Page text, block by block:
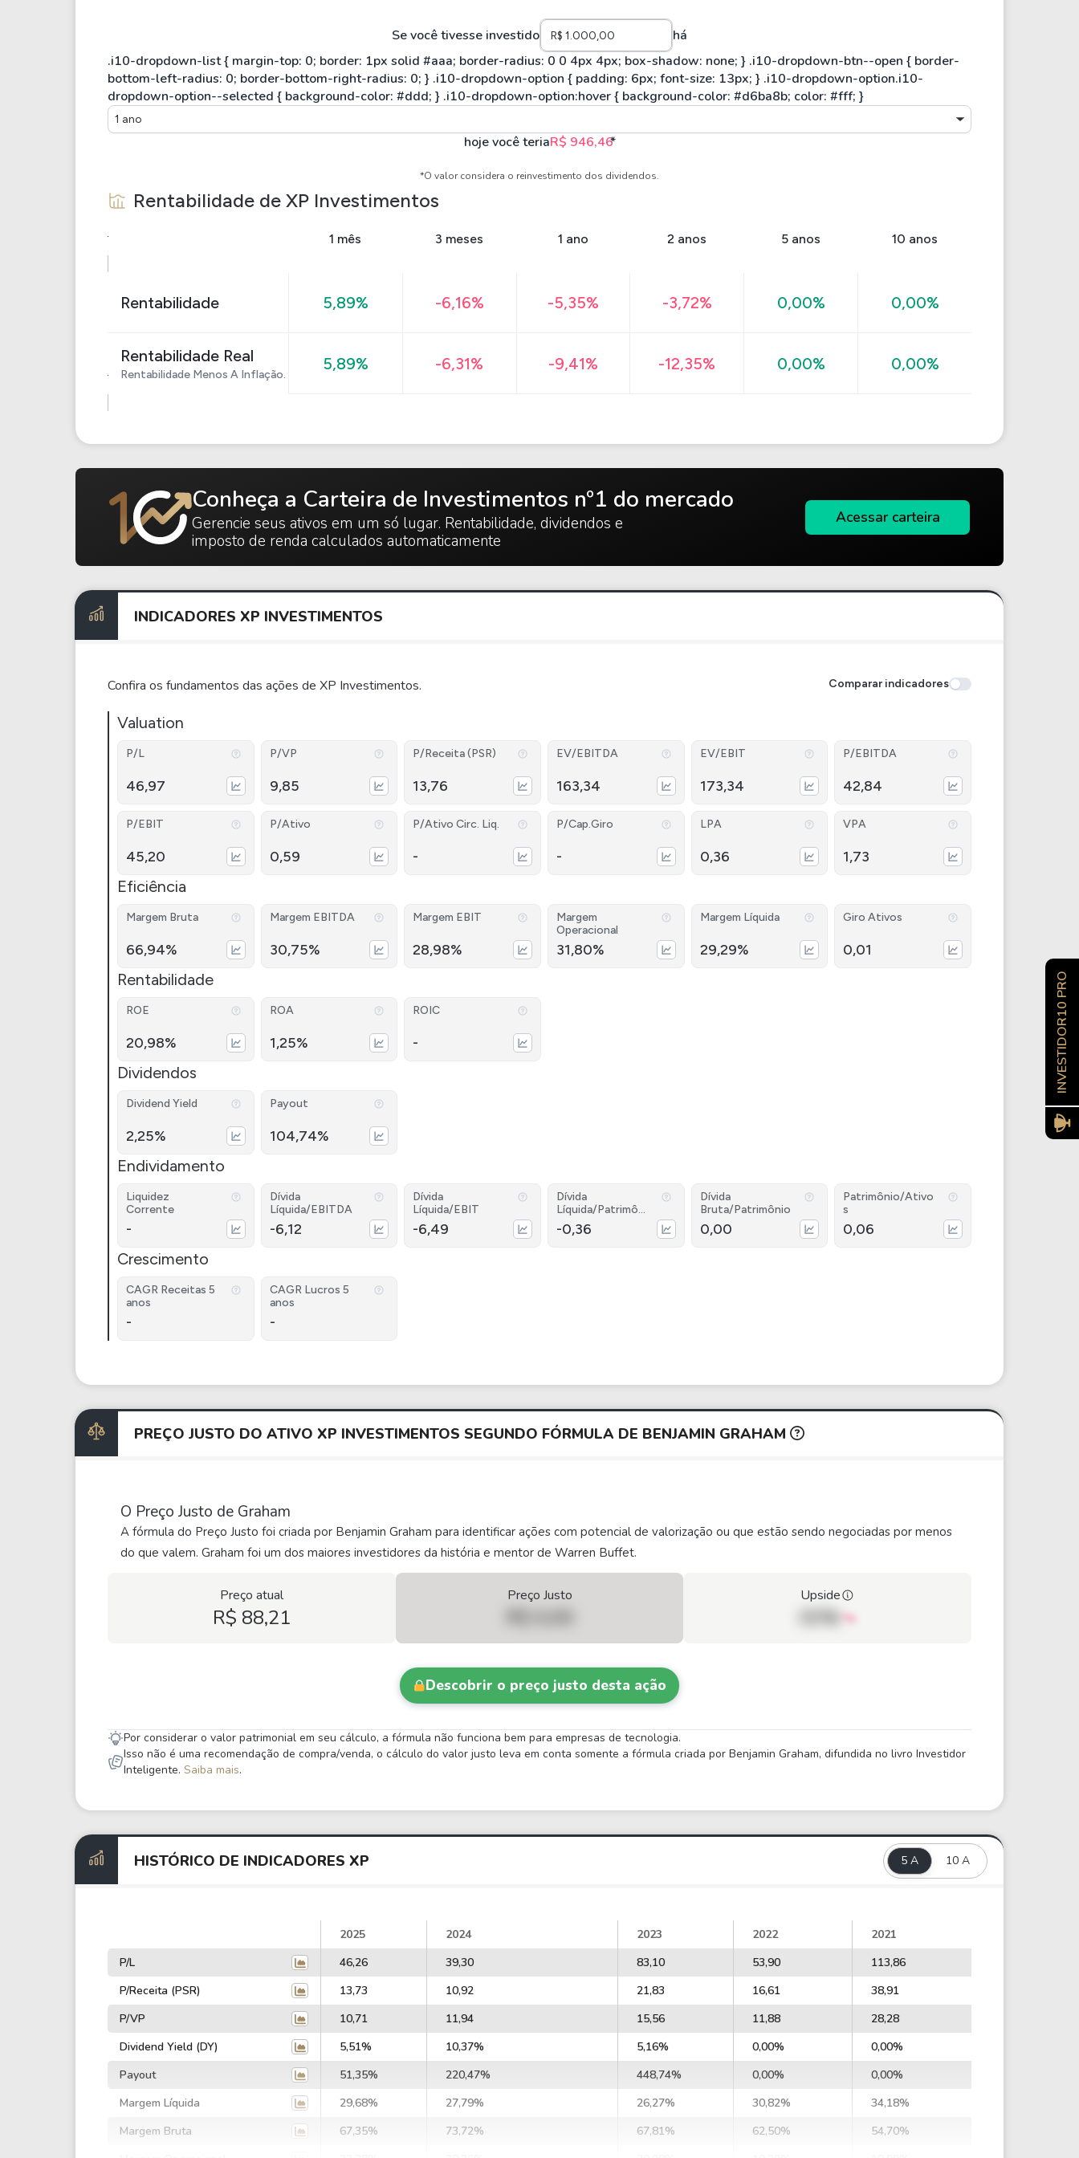
Se você tivesse investido há
1 ano
hoje você teriaR$ 946,46*
*O valor considera o reinvestimento dos dividendos.
Rentabilidade de XP Investimentos
1 mês 3 meses 1 ano 2 anos 5 anos 10 anos
Rentabilidade 5,89% -6,16% -5,35% -3,72% 0,00% 0,00%
Rentabilidade Real
Rentabilidade Menos A Inflação.
5,89% -6,31% -9,41% -12,35% 0,00% 0,00%
Conheça a Carteira de Investimentos nº1 do mercado
Gerencie seus ativos em um só lugar. Rentabilidade, dividendos e
imposto de renda calculados automaticamente
Acessar carteira
INDICADORES XP INVESTIMENTOS
Confira os fundamentos das ações de XP Investimentos. Comparar indicadores
Valuation
P/L
46,97
P/VP
9,85
P/Receita (PSR)
13,76
EV/EBITDA
163,34
EV/EBIT
173,34
P/EBITDA
42,84
P/EBIT
45,20
P/Ativo
0,59
P/Ativo Circ. Liq.
-
P/Cap.Giro
-
LPA
0,36
VPA
1,73
Eficiência
Margem Bruta
66,94%
Margem EBITDA
30,75%
Margem EBIT
28,98%
Margem
Operacional
31,80%
Margem Líquida
29,29%
Giro Ativos
0,01
Rentabilidade
ROE
20,98%
ROA
1,25%
ROIC
-
Dividendos
Dividend Yield
2,25%
Payout
104,74%
Endividamento
Liquidez
Corrente
-
Dívida
Líquida/EBITDA
-6,12
Dívida
Líquida/EBIT
-6,49
Dívida
Líquida/Patrimôni
-0,36
Dívida
Bruta/Patrimônio
0,00
Patrimônio/Ativo
s
0,06
Crescimento
CAGR Receitas 5
anos
-
CAGR Lucros 5
anos
-
PREÇO JUSTO DO ATIVO XP INVESTIMENTOS SEGUNDO FÓRMULA DE BENJAMIN GRAHAM
O Preço Justo de Graham
A fórmula do Preço Justo foi criada por Benjamin Graham para identificar ações com potencial de valorização ou que estão sendo negociadas por menos
do que valem. Graham foi um dos maiores investidores da história e mentor de Warren Buffet.
Preço atual
R$ 88,21
Preço Justo Upside
00%
Descobrir o preço justo desta ação
Por considerar o valor patrimonial em seu cálculo, a fórmula não funciona bem para empresas de tecnologia.
Isso não é uma recomendação de compra/venda, o cálculo do valor justo leva em conta somente a fórmula criada por Benjamin Graham, difundida no livro Investidor
Inteligente. Saiba mais.
HISTÓRICO DE INDICADORES XP 5 A 10 A
2025 2024 2023 2022
2021
P/L
46,26 39,30 83,10 53,90
113,86
P/Receita (PSR)
13,73 10,92 21,83 16,61
38,91
P/VP
10,71 11,94 15,56 11,88
28,28
Dividend Yield (DY)
5,51% 10,37% 5,16% 0,00%
0,00%
Payout
51,35% 220,47% 448,74% 0,00%
0,00%
Margem Líquida
29,68% 27,79% 26,27% 30,82%
34,18%
Margem Bruta
67,35% 73,72% 67,81% 62,50%
54,70%
INVESTIDOR10 PRO